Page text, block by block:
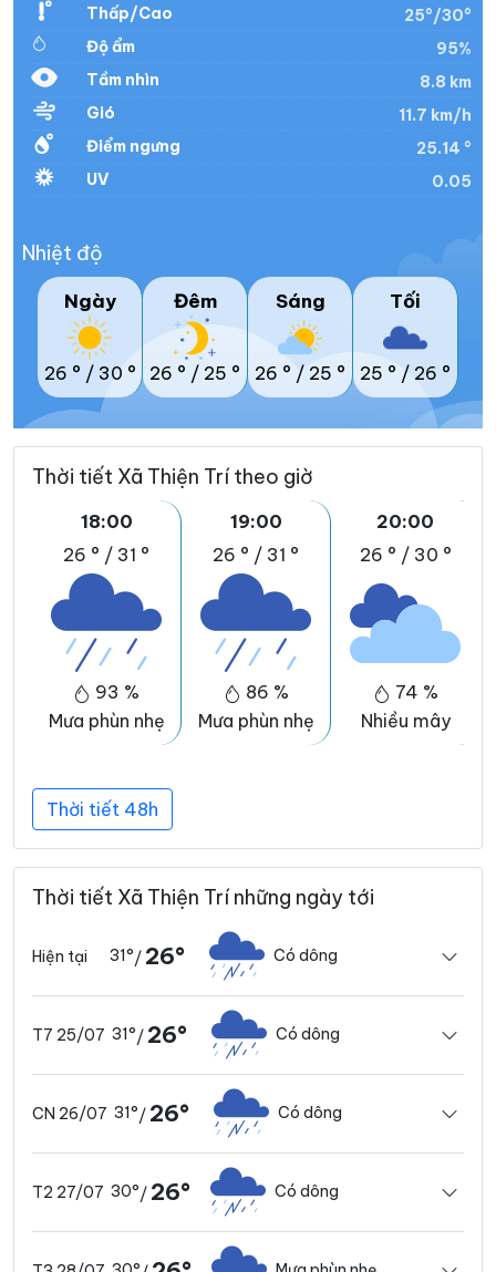
Thấp/Cao
25°/30°
Độ ẩm
95%
Tầm nhìn
8.8 km
Gió
11.7 km/h
Điểm ngưng
25.14 °
UV
0.05
Nhiệt độ
Ngày
26 ° / 30 °
Đêm
26 ° / 25 °
Sáng
26 ° / 25 °
Tối
25 ° / 26 °
Thời tiết Xã Thiện Trí theo giờ
18:00
26 ° / 31 °
93 %
Mưa phùn nhẹ
19:00
26 ° / 31 °
86 %
Mưa phùn nhẹ
20:00
26 ° / 30 °
74 %
Nhiều mây
Thời tiết 48h
Thời tiết Xã Thiện Trí những ngày tới
Hiện tại 31°/ 26° Có dông
T7 25/07 31°/ 26° Có dông
CN 26/07 31°/ 26° Có dông
T2 27/07 30°/ 26° Có dông